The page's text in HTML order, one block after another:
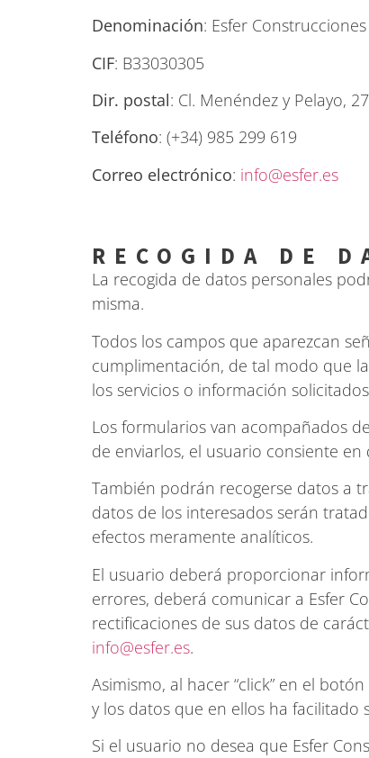
Denominación: Esfer
CIF: B33030305
Dir. postal: Cl. Menéndez y Pelayo,
Teléfono: (+34) 985 299 619
Correo electrónico: info@esfer.es
RECOGIDA DE
La recogida de datos personales
misma.
Todos los campos que aparezcan
cumplimentación, de tal modo que
los servicios o información
Los formularios van acompañados
de enviarlos, el usuario consiente
También podrán recogerse datos a
datos de los interesados serán
efectos meramente analíticos.
El usuario deberá proporcionar
errores, deberá comunicar a Esfer
rectificaciones de sus datos de
info@esfer.es.
Asimismo, al hacer “click” en el
y los datos que en ellos ha facilitado
Si el usuario no desea que Esfer